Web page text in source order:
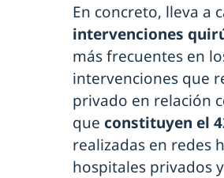
En concreto, lleva a
intervenciones
más frecuentes en
intervenciones que
privado en relación
que constituyen el
realizadas en redes
hospitales privados